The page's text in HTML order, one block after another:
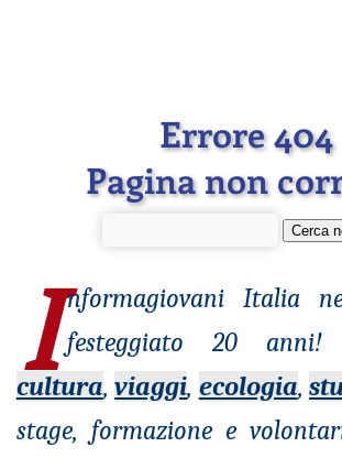
Errore 404
Pagina non
Cerca
I nformagiovaniItalia
festeggiato 20
cultura,viaggi, ecologia,
stage, formazione e